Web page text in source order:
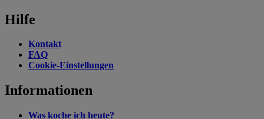
Hilfe
Kontakt
FAQ
Cookie-Einstellungen
Informationen
Was koche ich heute?